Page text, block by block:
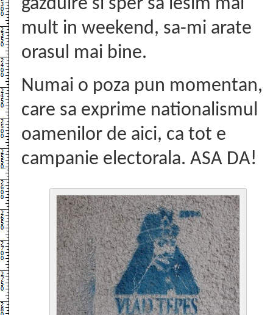
gazduire si sper sa iesim mai
mult in weekend, sa-mi arate
orasul mai bine.
Numai o poza pun momentan,
care sa exprime nationalismul
oamenilor de aici, ca tot e
campanie electorala. ASA DA!